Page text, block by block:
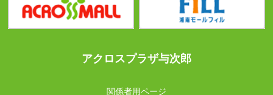
アクロスプラザ与次郎
関係者用ページ